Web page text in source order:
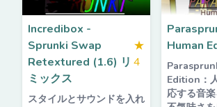
Incredibox -
Sprunki Swap
Retextured (1.6) リ
ミックス
★
4
スタイルとサウンドを入れ
Human
Edition：
応する音楽